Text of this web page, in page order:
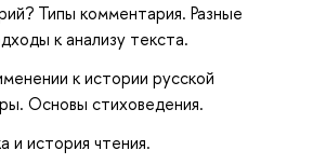
Типы комментария. Разные
к анализу текста.
к истории русской
Основы стиховедения.
и история чтения.